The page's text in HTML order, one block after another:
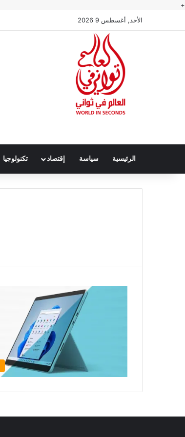
+
الأحد, أغسطس 9 2026
الرئيسية سياسة إقتصاد تكنولوجيا